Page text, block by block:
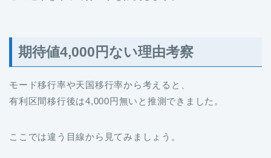
期待値4,000円ない理由考察
モード移行率や天国移行率から考えると、
有利区間移行後は4,000円無いと推測できました。
ここでは違う目線から見てみましょう。